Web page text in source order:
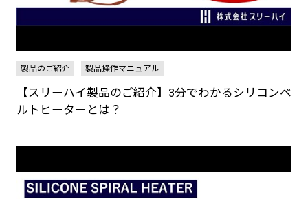
製品のご紹介 製品操作マニュアル
【スリーハイ製品のご紹介】3分でわかるシリコンベ
ルトヒーターとは？